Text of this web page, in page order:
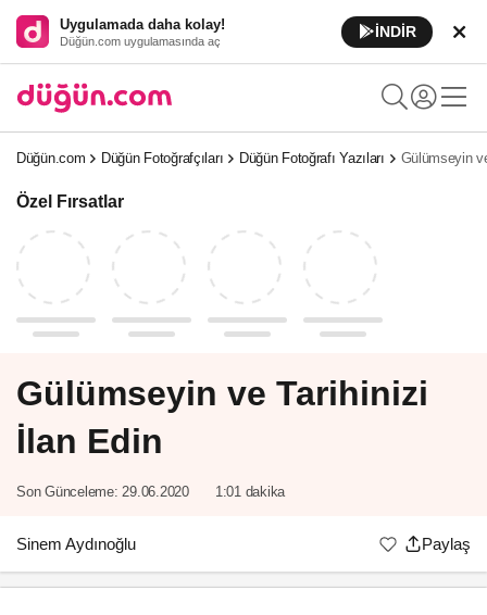
Uygulamada daha kolay!
Düğün.com uygulamasında aç
İNDİR
Düğün.com Düğün Fotoğrafçıları Düğün Fotoğrafı Yazıları Gülümseyin
Özel Fırsatlar
Gülümseyin ve Tarihinizi
İlan Edin
Son Günceleme: 29.06.2020 1:01 dakika
Sinem Aydınoğlu Paylaş